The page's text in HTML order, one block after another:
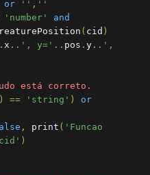
or '' , ''
'number'
and
( cid )
. x .. ', y=' .. pos . y .. ',
está correto.
) == 'string' )
or
, print ( 'Funcao
)